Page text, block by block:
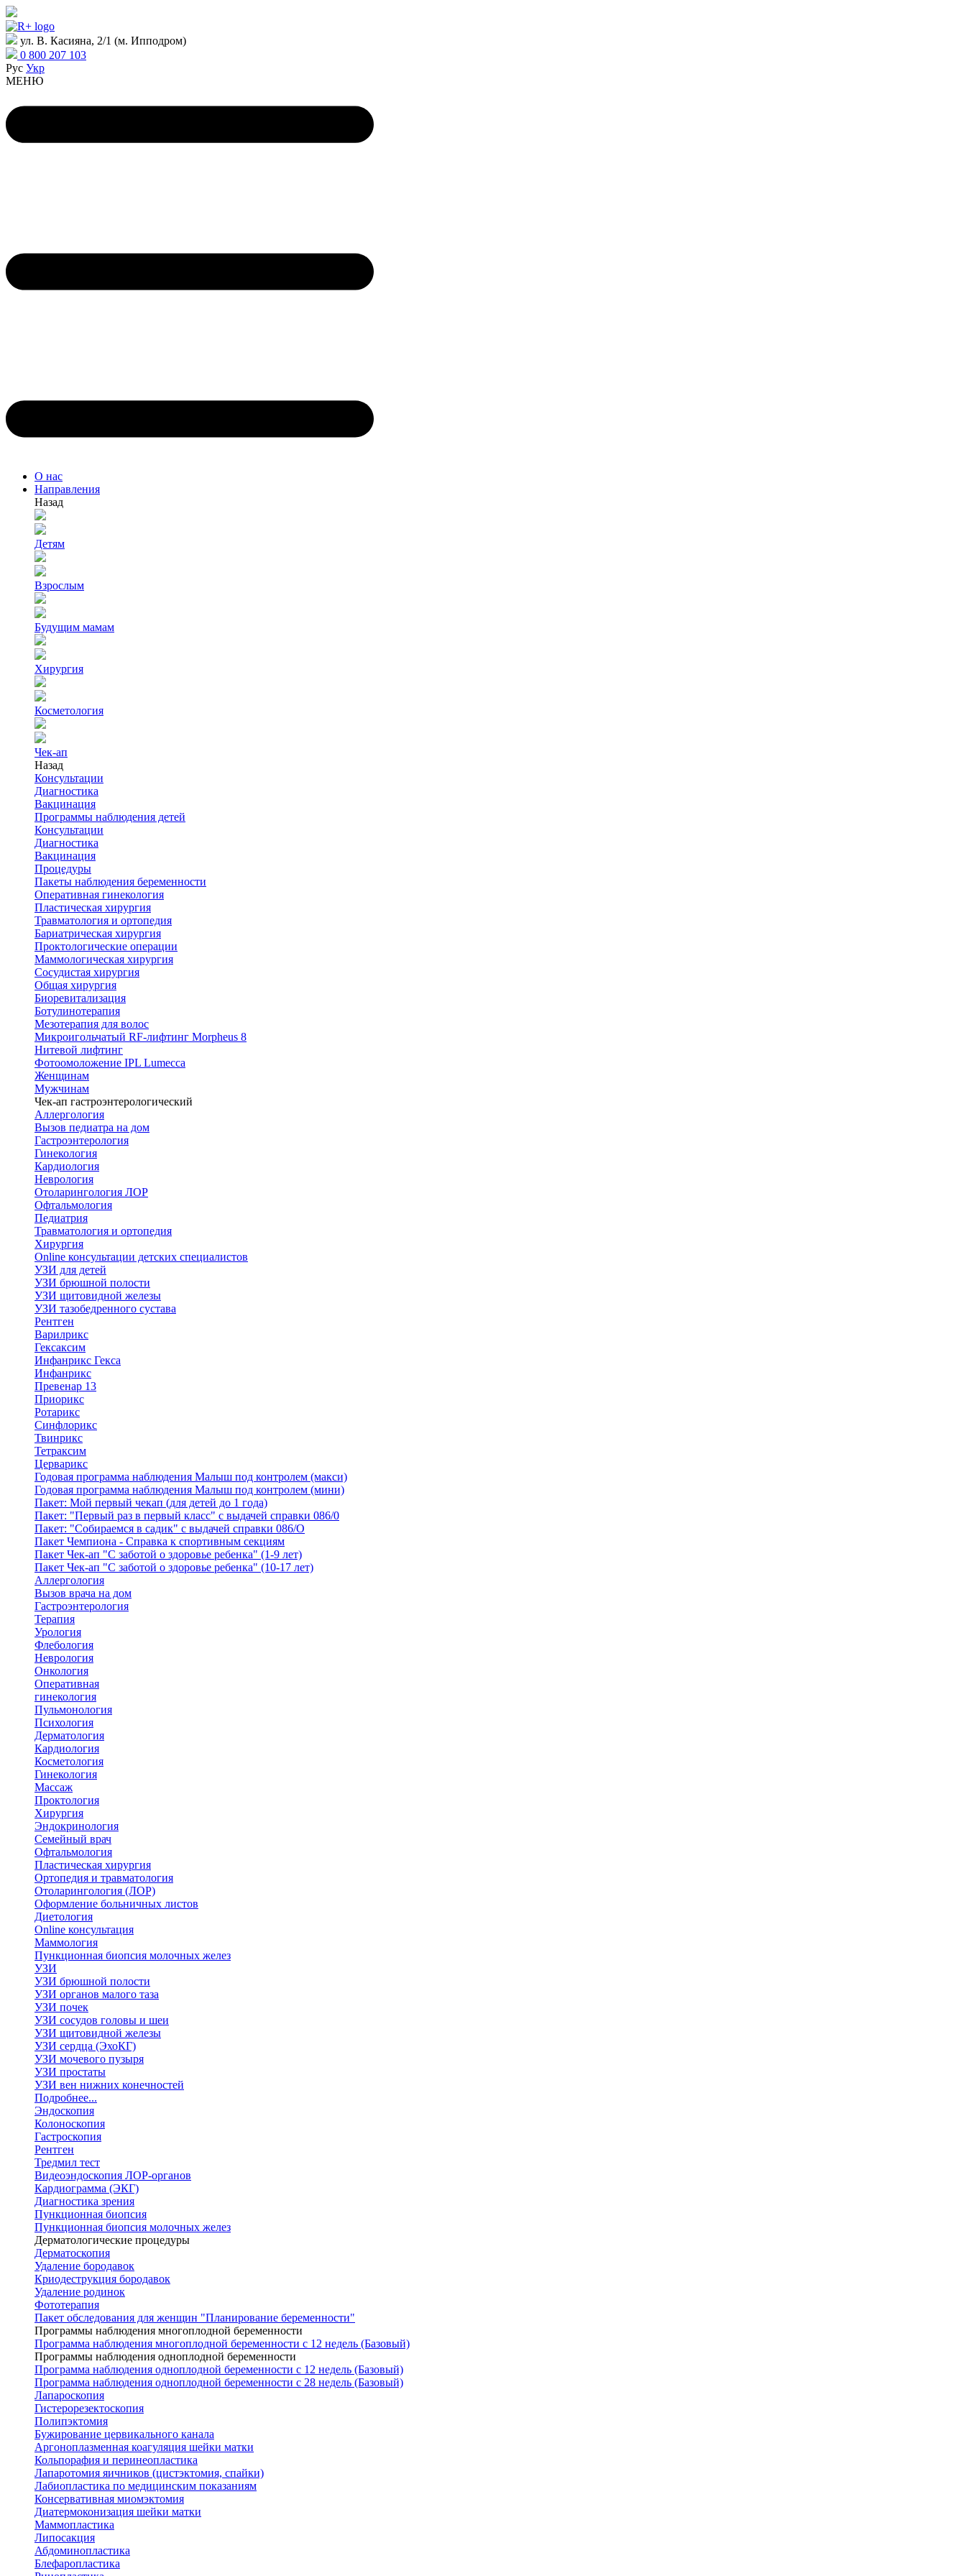
ул. В. Касияна, 2/1 (м. Ипподром)
0 800 207 103
Рус Укр
МЕНЮ
О нас
Направления
Назад
Детям
Взрослым
Будущим мамам
Хирургия
Косметология
Чек-ап
Назад
Консультации
Диагностика
Вакцинация
Программы наблюдения детей
Консультации
Диагностика
Вакцинация
Процедуры
Пакеты наблюдения беременности
Оперативная гинекология
Пластическая хирургия
Травматология и ортопедия
Бариатрическая хирургия
Проктологические операции
Маммологическая хирургия
Сосудистая хирургия
Общая хирургия
Биоревитализация
Ботулинотерапия
Мезотерапия для волос
Микроигольчатый RF-лифтинг Morpheus 8
Нитевой лифтинг
Фотоомоложение IPL Lumecca
Женщинам
Мужчинам
Чек-ап гастроэнтерологический
Аллергология
Вызов педиатра на дом
Гастроэнтерология
Гинекология
Кардиология
Неврология
Отоларингология ЛОР
Офтальмология
Педиатрия
Травматология и ортопедия
Хирургия
Online консультации детских специалистов
УЗИ для детей
УЗИ брюшной полости
УЗИ щитовидной железы
УЗИ тазобедренного сустава
Рентген
Варилрикс
Гексаксим
Инфанрикс Гекса
Инфанрикс
Превенар 13
Приорикс
Ротарикс
Синфлорикс
Твинрикс
Тетраксим
Церварикс
Годовая программа наблюдения Малыш под контролем (макси)
Годовая программа наблюдения Малыш под контролем (мини)
Пакет: Мой первый чекап (для детей до 1 года)
Пакет: "Первый раз в первый класс" с выдачей справки 086/0
Пакет: "Собираемся в садик" с выдачей справки 086/О
Пакет Чемпиона - Справка к спортивным секциям
Пакет Чек-ап "С заботой о здоровье ребенка" (1-9 лет)
Пакет Чек-ап "С заботой о здоровье ребенка" (10-17 лет)
Аллергология
Вызов врача на дом
Гастроэнтерология
Терапия
Урология
Флебология
Неврология
Онкология
Оперативная
гинекология
Пульмонология
Психология
Дерматология
Кардиология
Косметология
Гинекология
Массаж
Проктология
Хирургия
Эндокринология
Семейный врач
Офтальмология
Пластическая хирургия
Ортопедия и травматология
Отоларингология (ЛОР)
Оформление больничных листов
Диетология
Online консультация
Маммология
Пункционная биопсия молочных желез
УЗИ
УЗИ брюшной полости
УЗИ органов малого таза
УЗИ почек
УЗИ сосудов головы и шеи
УЗИ щитовидной железы
УЗИ сердца (ЭхоКГ)
УЗИ мочевого пузыря
УЗИ простаты
УЗИ вен нижних конечностей
Подробнее...
Эндоскопия
Колоноскопия
Гастроскопия
Рентген
Тредмил тест
Видеоэндоскопия ЛОР-органов
Кардиограмма (ЭКГ)
Диагностика зрения
Пункционная биопсия
Пункционная биопсия молочных желез
Дерматологические процедуры
Дерматоскопия
Удаление бородавок
Криодеструкция бородавок
Удаление родинок
Фототерапия
Пакет обследования для женщин "Планирование беременности"
Программы наблюдения многоплодной беременности
Программа наблюдения многоплодной беременности с 12 недель (Базовый)
Программы наблюдения одноплодной беременности
Программа наблюдения одноплодной беременности с 12 недель (Базовый)
Программа наблюдения одноплодной беременности с 28 недель (Базовый)
Лапароскопия
Гистерорезектоскопия
Полипэктомия
Бужирование цервикального канала
Аргоноплазменная коагуляция шейки матки
Кольпорафия и перинеопластика
Лапаротомия яичников (цистэктомия, спайки)
Лабиопластика по медицинским показаниям
Консервативная миомэктомия
Диатермоконизация шейки матки
Маммопластика
Липосакция
Абдоминопластика
Блефаропластика